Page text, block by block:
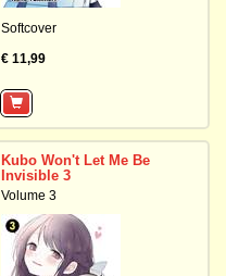
Softcover
€ 11,99
Kubo Won't Let Me Be
Invisible 3
Volume 3